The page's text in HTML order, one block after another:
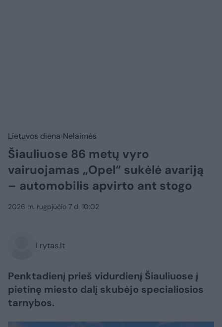
Lietuvos diena Nelaimės
Šiauliuose 86 metų vyro
vairuojamas „Opel“ sukėlė avariją
– automobilis apvirto ant stogo
2026 m. rugpjūčio 7 d. 10:02
Lrytas.lt
Penktadienį prieš vidurdienį Šiauliuose į
pietinę miesto dalį skubėjo specialiosios
tarnybos.